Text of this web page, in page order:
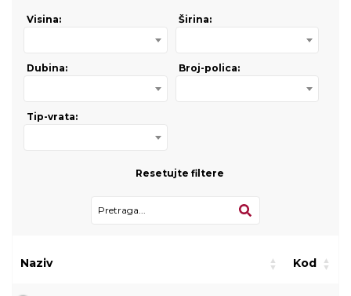
Visina: Širina:
Dubina: Broj-polica:
Tip-vrata:
Resetujte filtere
Naziv Kod